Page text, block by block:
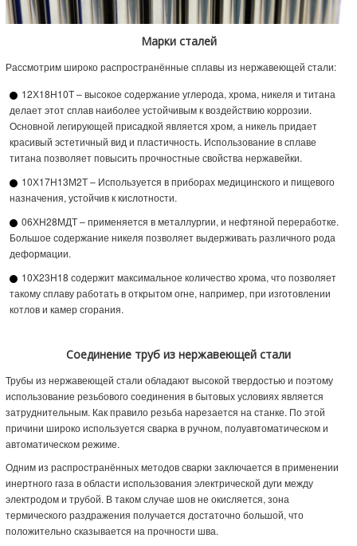
Марки сталей
Рассмотрим широко распространённые сплавы из нержавеющей стали:
12Х18Н10Т – высокое содержание углерода, хрома, никеля и титана
делает этот сплав наиболее устойчивым к воздействию коррозии.
Основной легирующей присадкой является хром, а никель придает
красивый эстетичный вид и пластичность. Использование в сплаве
титана позволяет повысить прочностные свойства нержавейки.
10Х17Н13М2Т – Используется в приборах медицинского и пищевого
назначения, устойчив к кислотности.
06ХН28МДТ – применяется в металлургии, и нефтяной переработке.
Большое содержание никеля позволяет выдерживать различного рода
деформации.
10Х23Н18 содержит максимальное количество хрома, что позволяет
такому сплаву работать в открытом огне, например, при изготовлении
котлов и камер сгорания.
Соединение труб из нержавеющей стали
Трубы из нержавеющей стали обладают высокой твердостью и поэтому
использование резьбового соединения в бытовых условиях является
затруднительным. Как правило резьба нарезается на станке. По этой
причини широко используется сварка в ручном, полуавтоматическом и
автоматическом режиме.
Одним из распространённых методов сварки заключается в применении
инертного газа в области использования электрической дуги между
электродом и трубой. В таком случае шов не окисляется, зона
термического раздражения получается достаточно большой, что
положительно сказывается на прочности шва.